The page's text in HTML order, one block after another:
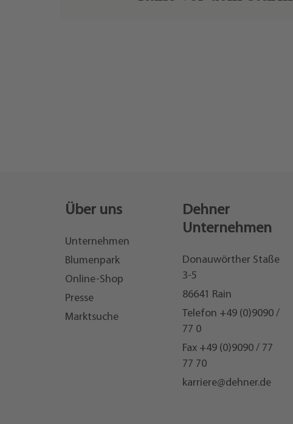
Über uns
Unternehmen
Blumenpark
Online-Shop
Presse
Marktsuche
Dehner
Unternehmen
Donauwörther Staße
3-5
86641 Rain
Telefon +49 (0)9090 /
77 0
Fax +49 (0)9090 / 77
77 70
karriere@dehner.de